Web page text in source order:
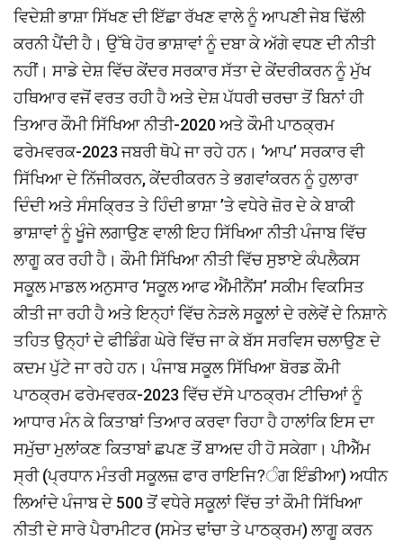
ਵਿਦੇਸ਼ੀ ਭਾਸ਼ਾ ਸਿੱਖਣ ਦੀ ਇੱਛਾ ਰੱਖਣ ਵਾਲੇ ਨੂੰ ਆਪਣੀ ਜੇਬ ਢਿੱਲੀ
ਕਰਨੀ ਪੈਂਦੀ ਹੈ। ਉੱਥੇ ਹੋਰ ਭਾਸ਼ਾਵਾਂ ਨੂੰ ਦਬਾ ਕੇ ਅੱਗੇ ਵਧਣ ਦੀ ਨੀਤੀ
ਨਹੀਂ। ਸਾਡੇ ਦੇਸ਼ ਵਿੱਚ ਕੇਂਦਰ ਸਰਕਾਰ ਸੱਤਾ ਦੇ ਕੇਂਦਰੀਕਰਨ ਨੂੰ ਮੁੱਖ
ਹਥਿਆਰ ਵਜੋਂ ਵਰਤ ਰਹੀ ਹੈ ਅਤੇ ਦੇਸ਼ ਪੱਧਰੀ ਚਰਚਾ ਤੋਂ ਬਿਨਾਂ ਹੀ
ਤਿਆਰ ਕੌਮੀ ਸਿੱਖਿਆ ਨੀਤੀ-2020 ਅਤੇ ਕੌਮੀ ਪਾਠਕ੍ਰਮ
ਫਰੇਮਵਰਕ-2023 ਜਬਰੀ ਥੋਪੇ ਜਾ ਰਹੇ ਹਨ। ‘ਆਪ’ ਸਰਕਾਰ ਵੀ
ਸਿੱਖਿਆ ਦੇ ਨਿੱਜੀਕਰਨ, ਕੇਂਦਰੀਕਰਨ ਤੇ ਭਗਵਾਂਕਰਨ ਨੂੰ ਹੁਲਾਰਾ
ਦਿੰਦੀ ਅਤੇ ਸੰਸਕ੍ਰਿਤ ਤੇ ਹਿੰਦੀ ਭਾਸ਼ਾ ’ਤੇ ਵਧੇਰੇ ਜ਼ੋਰ ਦੇ ਕੇ ਬਾਕੀ
ਭਾਸ਼ਾਵਾਂ ਨੂੰ ਖੂੰਜੇ ਲਗਾਉਣ ਵਾਲੀ ਇਹ ਸਿੱਖਿਆ ਨੀਤੀ ਪੰਜਾਬ ਵਿੱਚ
ਲਾਗੂ ਕਰ ਰਹੀ ਹੈ। ਕੌਮੀ ਸਿੱਖਿਆ ਨੀਤੀ ਵਿੱਚ ਸੁਝਾਏ ਕੰਪਲੈਕਸ
ਸਕੂਲ ਮਾਡਲ ਅਨੁਸਾਰ ‘ਸਕੂਲ ਆਫ ਐਂਮੀਨੈਂਸ’ ਸਕੀਮ ਵਿਕਸਿਤ
ਕੀਤੀ ਜਾ ਰਹੀ ਹੈ ਅਤੇ ਇਨ੍ਹਾਂ ਵਿੱਚ ਨੇੜਲੇ ਸਕੂਲਾਂ ਦੇ ਰਲੇਵੇਂ ਦੇ ਨਿਸ਼ਾਨੇ
ਤਹਿਤ ਉਨ੍ਹਾਂ ਦੇ ਫੀਡਿੰਗ ਘੇਰੇ ਵਿੱਚ ਜਾ ਕੇ ਬੱਸ ਸਰਵਿਸ ਚਲਾਉਣ ਦੇ
ਕਦਮ ਪੁੱਟੇ ਜਾ ਰਹੇ ਹਨ। ਪੰਜਾਬ ਸਕੂਲ ਸਿੱਖਿਆ ਬੋਰਡ ਕੌਮੀ
ਪਾਠਕ੍ਰਮ ਫਰੇਮਵਰਕ-2023 ਵਿੱਚ ਦੱਸੇ ਪਾਠਕ੍ਰਮ ਟੀਚਿਆਂ ਨੂੰ
ਆਧਾਰ ਮੰਨ ਕੇ ਕਿਤਾਬਾਂ ਤਿਆਰ ਕਰਵਾ ਰਿਹਾ ਹੈ ਹਾਲਾਂਕਿ ਇਸ ਦਾ
ਸਮੁੱਚਾ ਮੁਲਾਂਕਣ ਕਿਤਾਬਾਂ ਛਪਣ ਤੋਂ ਬਾਅਦ ਹੀ ਹੋ ਸਕੇਗਾ। ਪੀਐੱਮ
ਸ੍ਰੀ (ਪ੍ਰਧਾਨ ਮੰਤਰੀ ਸਕੂਲਜ਼ ਫਾਰ ਰਾਇਜਿ?ੰਗ ਇੰਡੀਆ) ਅਧੀਨ
ਲਿਆਂਦੇ ਪੰਜਾਬ ਦੇ 500 ਤੋਂ ਵਧੇਰੇ ਸਕੂਲਾਂ ਵਿੱਚ ਤਾਂ ਕੌਮੀ ਸਿੱਖਿਆ
ਨੀਤੀ ਦੇ ਸਾਰੇ ਪੈਰਾਮੀਟਰ (ਸਮੇਤ ਢਾਂਚਾ ਤੇ ਪਾਠਕ੍ਰਮ) ਲਾਗੂ ਕਰਨ